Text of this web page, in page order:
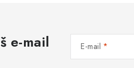
e-mail E-mail